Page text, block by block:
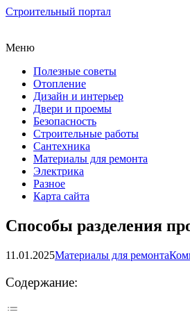
Строительный портал
Меню
Полезные советы
Отопление
Дизайн и интерьер
Двери и проемы
Безопасность
Строительные работы
Сантехника
Материалы для ремонта
Электрика
Разное
Карта сайта
Способы разделения
11.01.2025Материалы для ремонта
Содержание: